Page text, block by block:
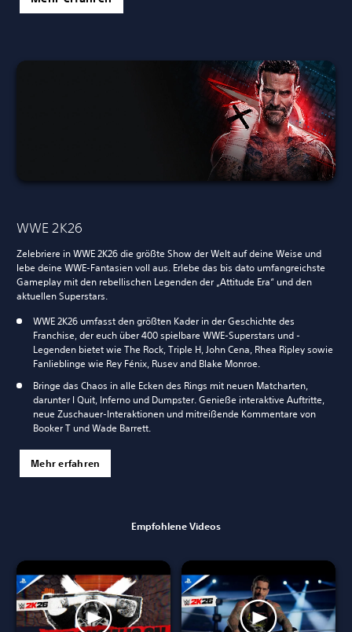
WWE 2K26
Zelebriere in WWE 2K26 die größte Show der Welt auf deine Weise und
lebe deine WWE-Fantasien voll aus. Erlebe das bis dato umfangreichste
Gameplay mit den rebellischen Legenden der „Attitude Era“ und den
aktuellen Superstars.
WWE 2K26 umfasst den größten Kader in der Geschichte des
Franchise, der euch über 400 spielbare WWE-Superstars und -
Legenden bietet wie The Rock, Triple H, John Cena, Rhea Ripley sowie
Fanlieblinge wie Rey Fénix, Rusev and Blake Monroe.
Bringe das Chaos in alle Ecken des Rings mit neuen Matcharten,
darunter I Quit, Inferno und Dumpster. Genieße interaktive Auftritte,
neue Zuschauer-Interaktionen und mitreißende Kommentare von
Booker T und Wade Barrett.
Mehr erfahren
Empfohlene Videos